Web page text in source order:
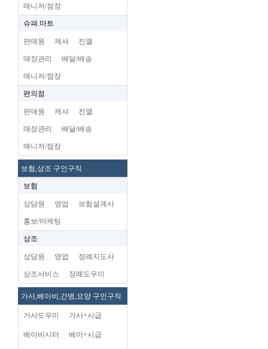
매니저/점장
슈펴.마트
판매원 캐셔 진열
매장관리 배달/배송
매니저/점장
편의점
판매원 캐셔 진열
매장관리 배달/배송
매니저/점장
보험,상조 구인구직
보험
상담원 영업 보험설계사
홍보/마케팅
상조
상담원 영업 장례지도사
상조서비스 장례도우미
가사,베이비,간병,요양 구인구직
가사도우미 가사+시급
베이비시터 베이+시급